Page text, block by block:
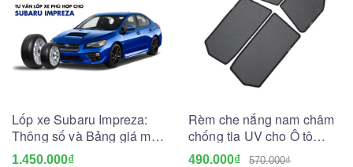
Lốp xe Subaru Impreza:
Thông số và Bảng giá mới
nhất
1.450.000₫
Rèm che nắng nam châm
chống tia UV cho Ô tô
(May đo theo xe)
490.000₫ 570.000₫